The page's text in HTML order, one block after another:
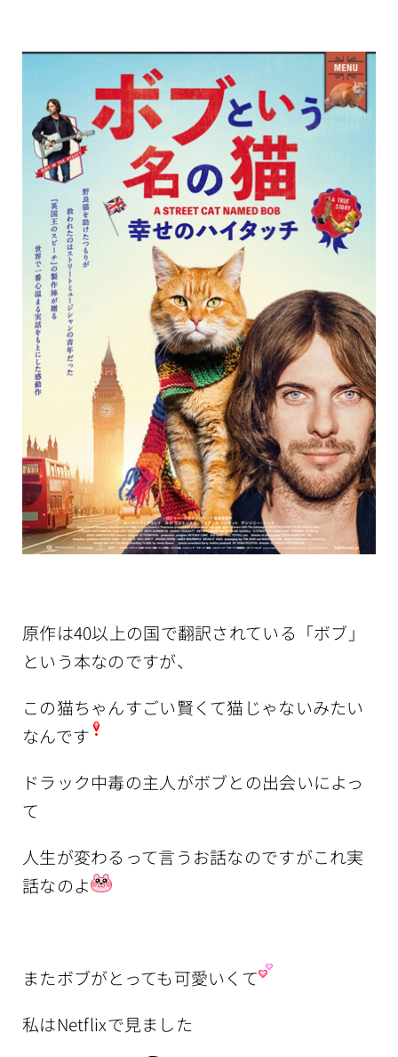
原作は40以上の国で翻訳されている「ボブ」
という本なのですが、
この猫ちゃんすごい賢くて猫じゃないみたい
なんです
ドラック中毒の主人がボブとの出会いによっ
て
人生が変わるって言うお話なのですがこれ実
話なのよ
またボブがとっても可愛いくて
私はNetflixで見ました